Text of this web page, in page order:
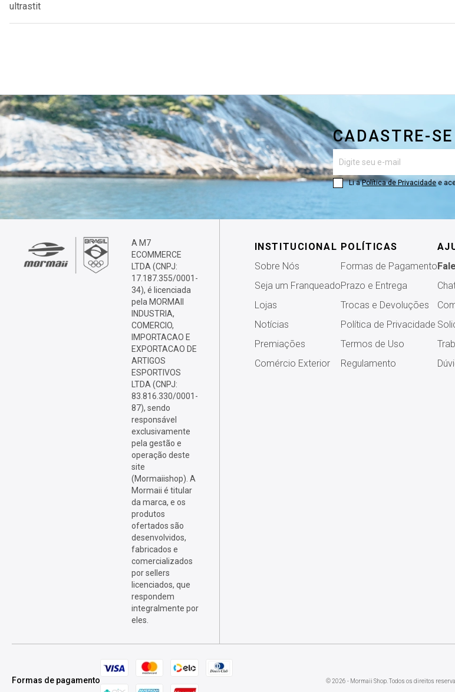
ultrastit
CADASTRE-
Li aPolítica de Privacidadee
A M7
ECOMMERCE
LTDA (CNPJ:
17.187.355/0001-
34), é licenciada
pela MORMAII
INDUSTRIA,
COMERCIO,
IMPORTACAO E
EXPORTACAO DE
ARTIGOS
ESPORTIVOS
LTDA (CNPJ:
83.816.330/0001-
87), sendo
responsável
exclusivamente
pela gestão e
operação deste
site
(Mormaiishop). A
Mormaii é titular
da marca, e os
produtos
ofertados são
desenvolvidos,
fabricados e
comercializados
por sellers
licenciados, que
respondem
integralmente por
eles.
INSTITUCIONAL
Sobre Nós
Seja um Franqueado
Lojas
Notícias
Premiações
Comércio Exterior
POLÍTICAS
Formas de Pagamento
Prazo e Entrega
Trocas e Devoluções
Política de Privacidade
Termos de Uso
Regulamento
Formas de pagamento © 2026 - Mormaii Shop. Todos os direitos